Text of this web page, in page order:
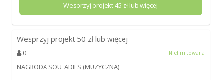
Wesprzyj projekt45 zł lub więcej
Wesprzyj projekt 50 zł lub więcej
0 Nielimitowana
NAGRODA SOULADIES (MUZYCZNA)